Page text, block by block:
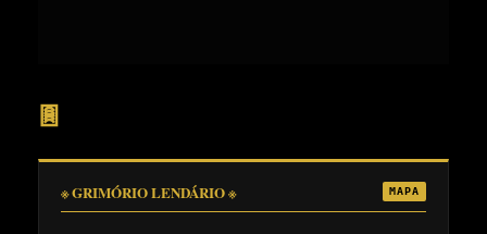
𖣍
※ GRIMÓRIO LENDÁRIO ※ MAPA